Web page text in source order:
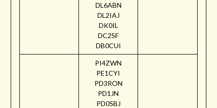
DL6ABN
DL2IAJ
DK0IL
DC2SF
DB0CUI
PI4ZWN
PE1CYI
PD3RON
PD1JN
PD0SBJ